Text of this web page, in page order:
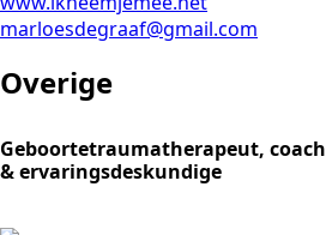
marloesdegraaf@gmail.com
Overige
Geboortetraumatherapeut, coach
& ervaringsdeskundige